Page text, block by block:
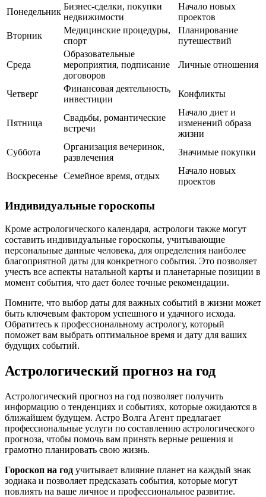
Понедельник
Бизнес-сделки, покупки
недвижимости
Начало новых
проектов
Вторник
Медицинские процедуры,
спорт
Планирование
путешествий
Среда
Образовательные
мероприятия, подписание
договоров
Личные отношения
Четверг
Финансовая деятельность,
инвестиции
Конфликты
Пятница
Свадьбы, романтические
встречи
Начало диет и
изменений образа
жизни
Суббота
Организация вечеринок,
развлечения
Значимые покупки
Воскресенье Семейное время, отдых
Начало новых
проектов
Индивидуальные гороскопы
Кроме астрологического календаря, астрологи также могут
составить индивидуальные гороскопы, учитывающие
персональные данные человека, для определения наиболее
благоприятной даты для конкретного события. Это позволяет
учесть все аспекты натальной карты и планетарные позиции в
момент события, что дает более точные рекомендации.
Помните, что выбор даты для важных событий в жизни может
быть ключевым фактором успешного и удачного исхода.
Обратитесь к профессиональному астрологу, который
поможет вам выбрать оптимальное время и дату для ваших
будущих событий.
Астрологический прогноз на год
Астрологический прогноз на год позволяет получить
информацию о тенденциях и событиях, которые ожидаются в
ближайшем будущем. Астро Волга Агент предлагает
профессиональные услуги по составлению астрологического
прогноза, чтобы помочь вам принять верные решения и
грамотно планировать свою жизнь.
Гороскоп на год учитывает влияние планет на каждый знак
зодиака и позволяет предсказать события, которые могут
повлиять на ваше личное и профессиональное развитие.